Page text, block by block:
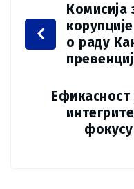
Комисија
о раду